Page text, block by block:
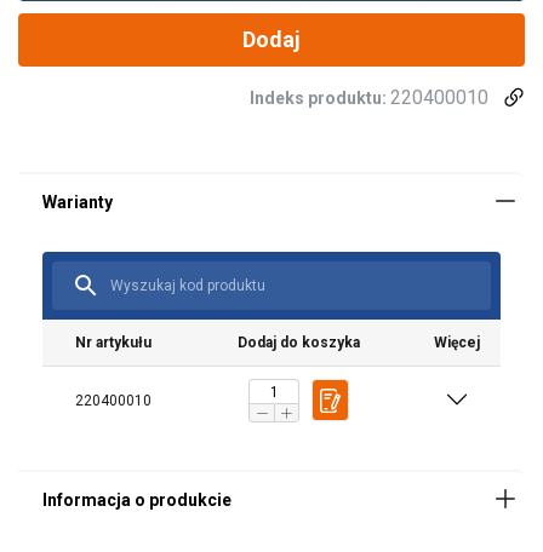
Dodaj
Indeks produktu: 220400010
Nr artykułu Dodaj do koszyka Więcej
220400010